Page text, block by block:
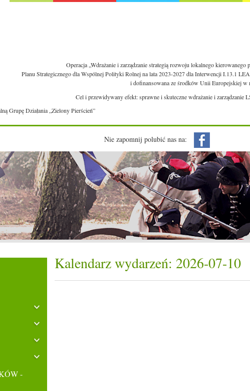
Operacja „Wdrażanie i zarządzanie strategią rozwoju lokalnego kierowanego
Planu Strategicznego dla Wspólnej Polityki Rolnej na lata 2023-2027 dla Interwencji I.13.1
i dofinansowana ze środków Unii Europejskiej w
Cel i przewidywany efekt: sprawne i skuteczne wdrażanie i zarządzanie
Grupę Działania „Zielony Pierścień”
Nie zapomnij polubić nas na:
-
Kalendarz wydarzeń: 2026-07-10